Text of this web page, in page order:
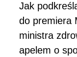
Jak
do premiera
ministra
apelem o